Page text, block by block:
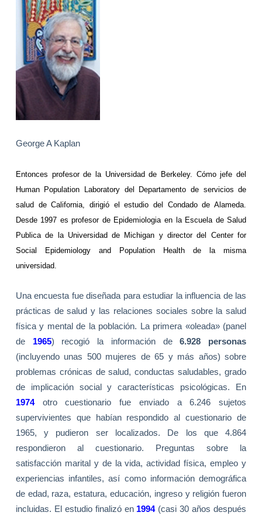
George A Kaplan
Entonces profesor de la Universidad de Berkeley. Cómo jefe del
Human Population Laboratory del Departamento de servicios de
salud de California, dirigió el estudio del Condado de Alameda.
Desde 1997 es profesor de Epidemiologia en la Escuela de Salud
Publica de la Universidad de Michigan y director del Center for
Social Epidemiology and Population Health de la misma
universidad.
Una encuesta fue diseñada para estudiar la influencia de las
prácticas de salud y las relaciones sociales sobre la salud
física y mental de la población. La primera «oleada» (panel
de 1965) recogió la información de6.928 personas
(incluyendo unas 500 mujeres de 65 y más años) sobre
problemas crónicas de salud, conductas saludables, grado
de implicación social y características psicológicas. En
1974otro cuestionario fue enviado a 6.246 sujetos
supervivientes que habían respondido al cuestionario de
1965, y pudieron ser localizados. De los que 4.864
respondieron al cuestionario. Preguntas sobre la
satisfacción marital y de la vida, actividad física, empleo y
experiencias infantiles, así como información demográfica
de edad, raza, estatura, educación, ingreso y religión fueron
incluidas. El estudio finalizó en 1994(casi 30 años después